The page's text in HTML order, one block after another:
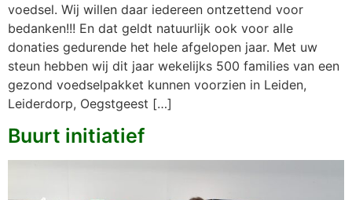
voedsel. Wij willen daar iedereen ontzettend voor
bedanken!!! En dat geldt natuurlijk ook voor alle
donaties gedurende het hele afgelopen jaar. Met uw
steun hebben wij dit jaar wekelijks 500 families van een
gezond voedselpakket kunnen voorzien in Leiden,
Leiderdorp, Oegstgeest […]
Buurt initiatief